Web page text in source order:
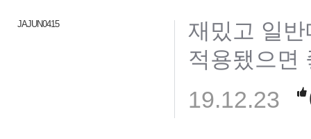
JAJUN0415
재밌고 일
적용됐으면
19.12.23